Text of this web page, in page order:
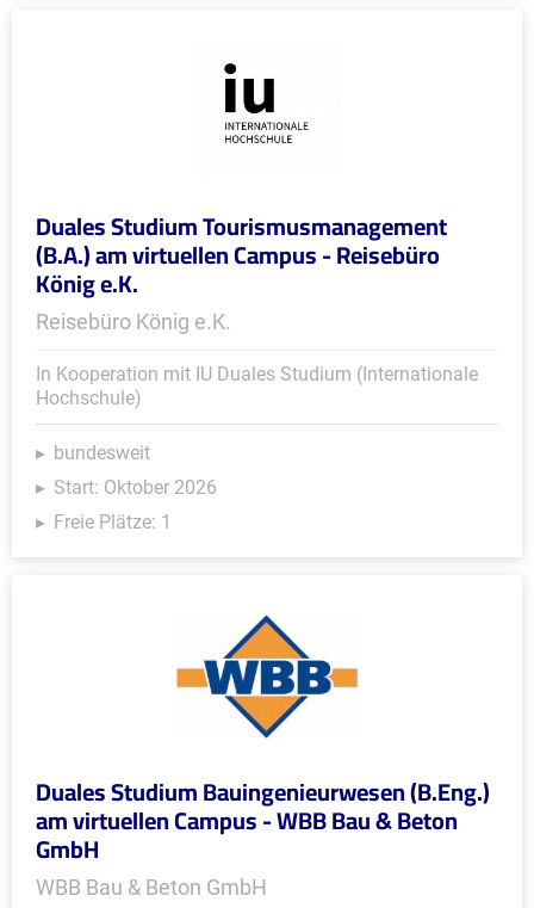
Duales Studium Tourismusmanagement
(B.A.) am virtuellen Campus - Reisebüro
König e.K.
Reisebüro König e.K.
In Kooperation mit IU Duales Studium (Internationale
Hochschule)
bundesweit
Start: Oktober 2026
Freie Plätze: 1
Duales Studium Bauingenieurwesen (B.Eng.)
am virtuellen Campus - WBB Bau & Beton
GmbH
WBB Bau & Beton GmbH